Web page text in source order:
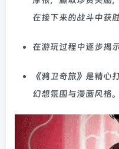
在接下来的战斗中获胜
在游玩过程中逐步揭
《鸦卫奇旅》是精心
幻想氛围与漫画风格。